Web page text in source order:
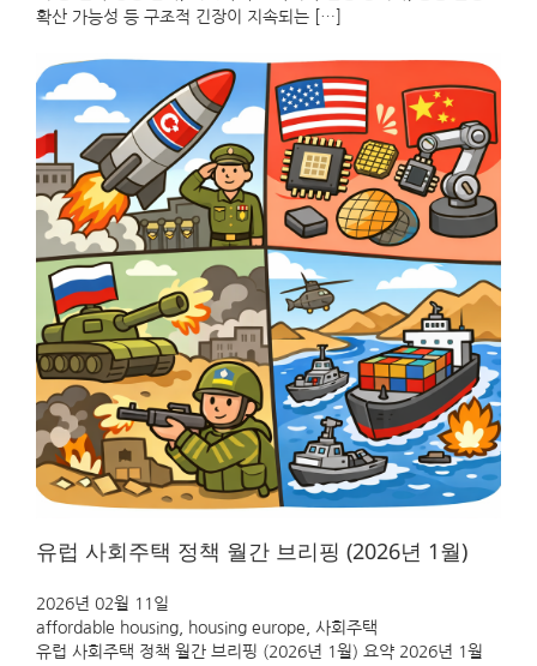
확산 가능성 등 구조적 긴장이 지속되는 […]
유럽 사회주택 정책 월간 브리핑 (2026년 1월)
2026년 02월 11일
affordable housing
housing europe
사회주택
유럽 사회주택 정책 월간 브리핑 (2026년 1월) 요약 2026년 1월